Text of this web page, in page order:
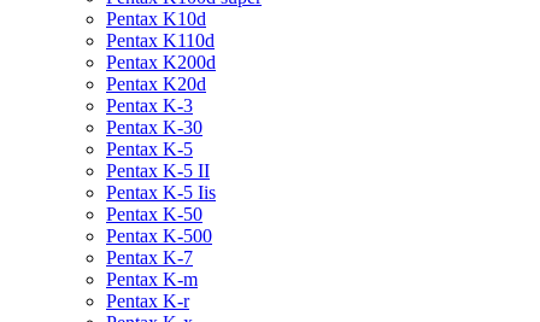
Pentax K10d
Pentax K110d
Pentax K200d
Pentax K20d
Pentax K-3
Pentax K-30
Pentax K-5
Pentax K-5 II
Pentax K-5 Iis
Pentax K-50
Pentax K-500
Pentax K-7
Pentax K-m
Pentax K-r